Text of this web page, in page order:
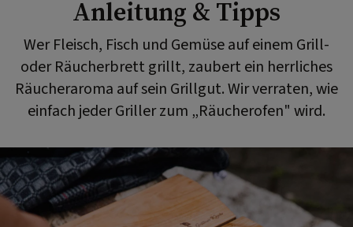
Anleitung & Tipps
Wer Fleisch, Fisch und Gemüse auf einem Grill-
oder Räucherbrett grillt, zaubert ein herrliches
Räucheraroma auf sein Grillgut. Wir verraten, wie
einfach jeder Griller zum „Räucherofen" wird.